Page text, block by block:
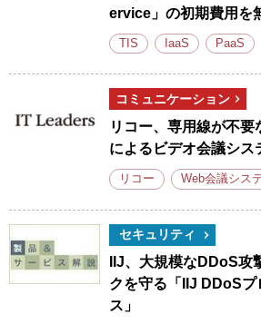
ervice」の初期費用を
TIS IaaS PaaS
コミュニケーション
リコー、専用線が不要
によるビデオ会議シス
リコー Web会議シス
セキュリティ
IIJ、大規模なDDoS
クを守る「IIJ DDoS
ス」